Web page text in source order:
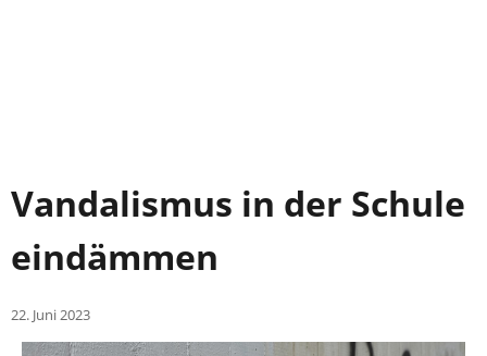
Vandalismus in der Schule
eindämmen
22. Juni 2023